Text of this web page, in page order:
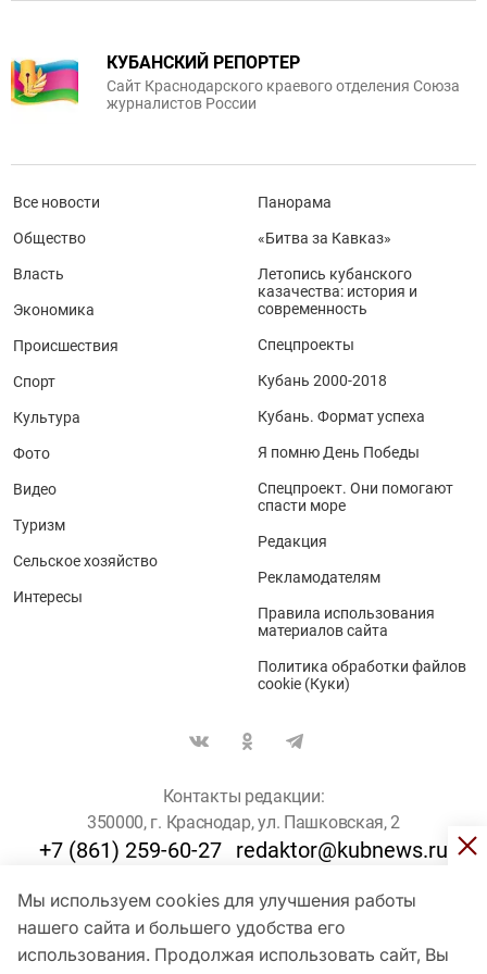
Мы используем cookies для улучшения работы
нашего сайта и большего удобства его
использования. Продолжая использовать сайт, Вы
КУБАНСКИЙ РЕПОРТЕР
Сайт Краснодарского краевого отделения Союза
журналистов России
Все новости
Общество
Власть
Экономика
Происшествия
Спорт
Культура
Фото
Видео
Туризм
Сельское хозяйство
Интересы
Панорама
«Битва за Кавказ»
Летопись кубанского
казачества: история и
современность
Спецпроекты
Кубань 2000-2018
Кубань. Формат успеха
Я помню День Победы
Спецпроект. Они помогают
спасти море
Редакция
Рекламодателям
Правила использования
материалов сайта
Политика обработки файлов
cookie (Куки)
Контакты редакции:
350000, г. Краснодар, ул. Пашковская, 2
+7 (861) 259-60-27 redaktor@kubnews.ru
Для пользователей старше 16 лет
© Кубанские Новости, 2017